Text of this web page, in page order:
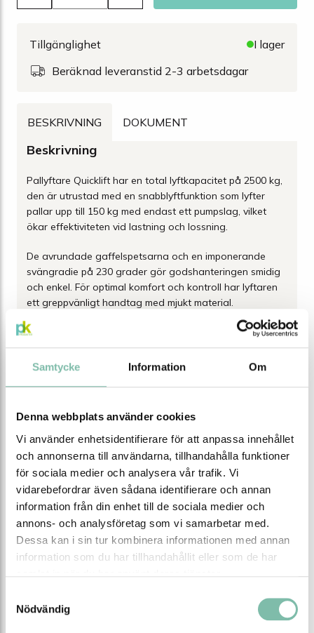
Samtycke Information Om
Denna webbplats använder cookies
Vi använder enhetsidentifierare för att anpassa innehållet
och annonserna till användarna, tillhandahålla funktioner
för sociala medier och analysera vår trafik. Vi
vidarebefordrar även sådana identifierare och annan
information från din enhet till de sociala medier och
annons- och analysföretag som vi samarbetar med.
Dessa kan i sin tur kombinera informationen med annan
information som du har tillhandahållit eller som de har
Nödvändig
Tillgänglighet
I lager
Beräknad leveranstid 2-3 arbetsdagar
BESKRIVNING DOKUMENT
Beskrivning
Pallyftare Quicklift har en total lyftkapacitet på 2500 kg,
den är utrustad med en snabblyftfunktion som lyfter
pallar upp till 150 kg med endast ett pumpslag, vilket
ökar effektiviteten vid lastning och lossning.
De avrundade gaffelspetsarna och en imponerande
svängradie på 230 grader gör godshanteringen smidig
och enkel. För optimal komfort och kontroll har lyftaren
ett greppvänligt handtag med mjukt material.
Dessutom är den utrustad med en överbelastningsventil
för extra säkerhet, underhållsfria kullager samt dubbla
klätterhjul för enklare manövrering.
på styr/gaffelhjul